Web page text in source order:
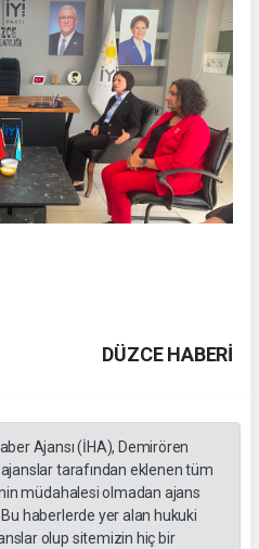
DÜZCE HABERİ
Ajansı (İHA), Demirören
tarafından eklenen tüm
müdahalesi olmadan ajans
haberlerde yer alan hukuki
olup sitemizin hiç bir